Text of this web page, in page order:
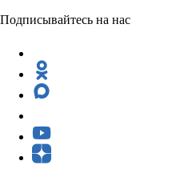
Подписывайтесь на нас